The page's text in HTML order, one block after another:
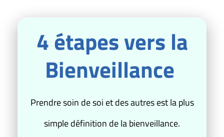
4 étapes vers la
Bienveillance
Prendre soin de soi et des autres est la plus
simple définition de la bienveillance.